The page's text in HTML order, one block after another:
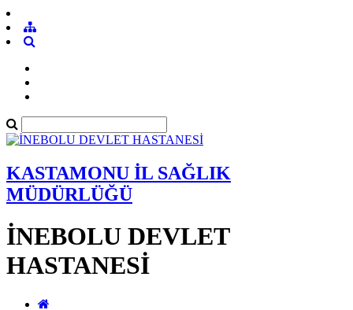
KASTAMONU İL SAĞLIK
MÜDÜRLÜĞÜ
İNEBOLU DEVLET
HASTANESİ